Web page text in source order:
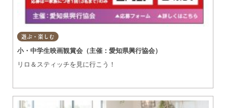
遊ぶ・楽しむ
小・中学生映画観賞会（主催：愛知県興行協会）
リロ＆スティッチを見に行こう！